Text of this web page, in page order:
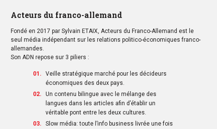
Acteurs du franco-allemand
Fondé en 2017 par Sylvain ETAIX, Acteurs du Franco-Allemand est le
seul média indépendant sur les relations politico-économiques franco-
allemandes.
Son ADN repose sur 3 piliers :
Veille stratégique marché pour les décideurs
économiques des deux pays.
Un contenu bilingue avec le mélange des
langues dans les articles afin d’établir un
véritable pont entre les deux cultures.
Slow média: toute l’info business livrée une fois